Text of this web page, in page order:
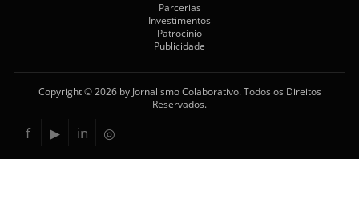
Parcerias
Investimentos
Patrocínio
Publicidade
Copyright © 2026 by Jornalismo Colaborativo. Todos os Direitos
Reservados.
f ▶ in ◎